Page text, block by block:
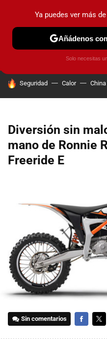
PRUEBAS COCHES
HOY SE HABLA DE
Seguridad Calor China
Diversión sin
mano de Ronnie
Freeride E
Sin comentarios
Ya puedes ver más
Añádenos
Solo necesitas